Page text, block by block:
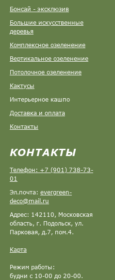
Бонсай - эксклюзив
Большие искусственные
деревья
Комплексное озеленение
Вертикальное озеленение
Потолочное озеленение
Кактусы
Интерьерное кашпо
Доставка и оплата
Контакты
КОНТАКТЫ
Телефон: +7 (901) 738-73-
01
Эл.почта: evergreen-
deco@mail.ru
Адрес: 142110, Московская
область, г. Подольск, ул.
Парковая, д.7, пом.4.
Карта
Режим работы:
будни с 10-00 до 20-00.